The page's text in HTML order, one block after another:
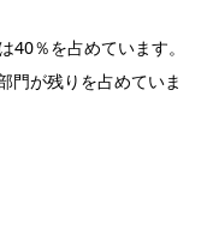
40％を占めています。
門が残りを占めていま